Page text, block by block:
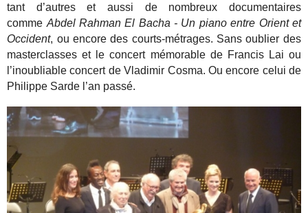
tant d’autres et aussi de nombreux documentaires
comme Abdel Rahman El Bacha - Un piano entre Orient et
Occident, ou encore des courts-métrages. Sans oublier des
masterclasses et le concert mémorable de Francis Lai ou
l’inoubliable concert de Vladimir Cosma. Ou encore celui de
Philippe Sarde l’an passé.